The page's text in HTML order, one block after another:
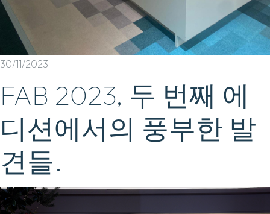
30/11/2023
FAB 2023, 두 번째 에
디션에서의 풍부한 발
견들.